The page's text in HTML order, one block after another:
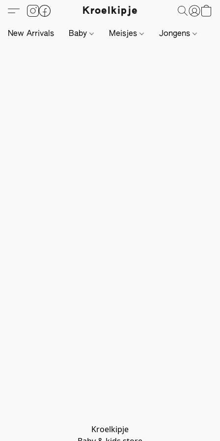
Kroelkipje
New Arrivals Baby Meisjes Jongens
Kroelkipje